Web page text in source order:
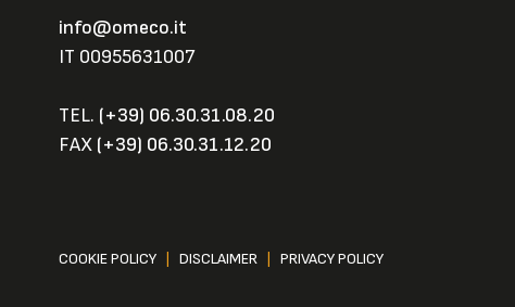
info@omeco.it
IT 00955631007
TEL. (+39) 06.30.31.08.20
FAX (+39) 06.30.31.12.20
COOKIE POLICY DISCLAIMER PRIVACY POLICY